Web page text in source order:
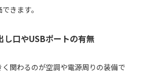
きます。
し口やUSBポートの有無
関わるのが空調や電源周りの装備で